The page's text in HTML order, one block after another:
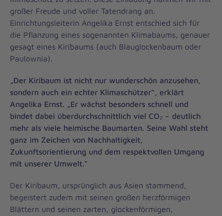
großer Freude und voller Tatendrang an.
Einrichtungsleiterin Angelika Ernst entschied sich für
die Pflanzung eines sogenannten Klimabaums, genauer
gesagt eines Kiribaums (auch Blauglockenbaum oder
Paulownia).
„Der Kiribaum ist nicht nur wunderschön anzusehen,
sondern auch ein echter Klimaschützer“, erklärt
Angelika Ernst. „Er wächst besonders schnell und
bindet dabei überdurchschnittlich viel CO₂ – deutlich
mehr als viele heimische Baumarten. Seine Wahl steht
ganz im Zeichen von Nachhaltigkeit,
Zukunftsorientierung und dem respektvollen Umgang
mit unserer Umwelt.“
Der Kiribaum, ursprünglich aus Asien stammend,
begeistert zudem mit seinen großen herzförmigen
Blättern und seinen zarten, glockenförmigen,